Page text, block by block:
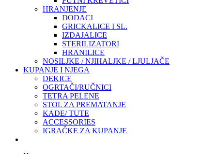
HRANJENJE
DODACI
GRICKALICE I SL.
IZDAJALICE
STERILIZATORI
HRANILICE
NOSILJKE / NJIHALJKE / LJULJAČE
KUPANJE I NJEGA
DEKICE
OGRTAČI/RUČNICI
TETRA PELENE
STOL ZA PREMATANJE
KADE/ TUTE
ACCESSORIES
IGRAČKE ZA KUPANJE